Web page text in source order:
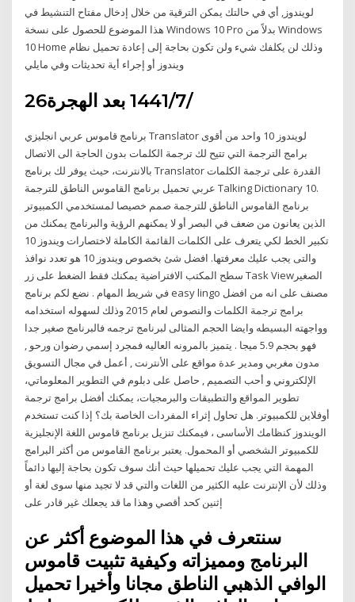
لويندوز, أي في حالتك يمكن الترقية من خلال إدخال مفتاح التنشيط في
هذا الموضوع للحصول على نسخة Windows 10 Pro بدلاً من Windows
10 Home وذلك لن يكلفك شيء ولن تكون بحاجة إلى إعادة تحميل نظام
ويندوز أو إجراء أية تحديثات وفي مايلي
26‏‏/7‏‏/1441 بعد الهجرة
برنامج قاموس عربي انجليزي Translator لويندوز 10 واحد من أقوى
برامج الترجمة التي تتيح لك ترجمة الكلمات بدون الحاجة الى الاتصال
بالانترنت، حيث يوفر لك برنامج Translator القدرة على ترجمة الكلمات
عربي تحميل برنامج القاموس الناطق للترجمة Talking Dictionary 10.
برنامج القاموس الناطق للترجمة صمم خصيصا لمستخدمي الكمبيوتر
الذين يعانون من ضعف في البصر أو لا يمكنهم الرؤية والبرنامج يمكنك من
تكبير الخط لكي يتعرف على الكلمات القائمة الكاملة لاختصارات ويندوز 10
والتى يجب عليك معرفتها. افضل شئ بخصوص ويندوز 10 هو تعدد نوافذ
سطح المكتب الافتراضية يمكنك فقط الضغط على زر Task Viewالصغير
في شريط المهام . نضع لكم برنامج easy lingo مصنف على انه من افضل
برامج ترجمة الكلمات والنصوص لعام 2015 وذلك لسهوله استخدامه
وواجهته البسيطه وايضا الحجم المثالى لبرنامج ترجمه فالبرنامج صغير جدا
فهو بحجم 5.9 ميجا . يتميز بالمرونه العاليه فمجرد إسمي رضوان ورحو ,
مدون مغربي ومدير عدة مواقع على الأنترنت , أعمل في مجال التسويق
الإلكتروني و أحب التصميم , حاصل على دبلوم في التطوير المعلوماتي،
تطوير المواقع والتطبيقات والبرمجيات، يمكنك أفضل برامج ترجمة
أوفلاين للكمبيوتر. هل تحاول إثراء المفردات الخاصة بك؟ إذا كنت تستخدم
الويندوز كنظامك الأساسى ، فيمكنك تنزيل برنامج قاموس اللغة الإنجليزية
للكمبيوتر الشخصي أو المحمول. يعتبر برنامج القاموس من أكثر البرامج
المهمة التي يجب عليك تحميلها حيث أنك سوف تكون بحاجة إليها دائماً
وذلك لأن الإنترنت عليه الكثير من اللغات والتي قد لا تجيد منها سوى لغة أو
إثنين كحد أقصي وهذا ما قد يجعلك غير قادر على
سنتعرف في هذا الموضوع أكثر عن
البرنامج ومميزاته وكيفية تثبيت قاموس
الوافي الذهبي الناطق مجانا وأخيرا تحميل